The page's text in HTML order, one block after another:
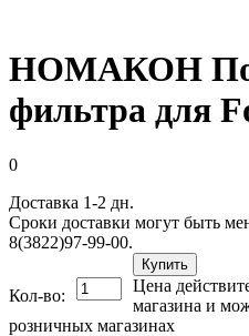
НОМАКОН
фильтра для
0
Доставка 1-2 дн.
Сроки доставки могут быть
8(3822)97-99-00.
Кол-во:
Купить
Цена
магазина и
розничных магазинах